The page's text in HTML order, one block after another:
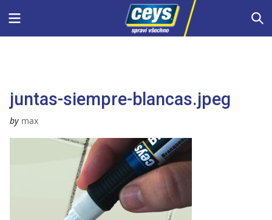
Menu
juntas-siempre-blancas.jpeg
by max